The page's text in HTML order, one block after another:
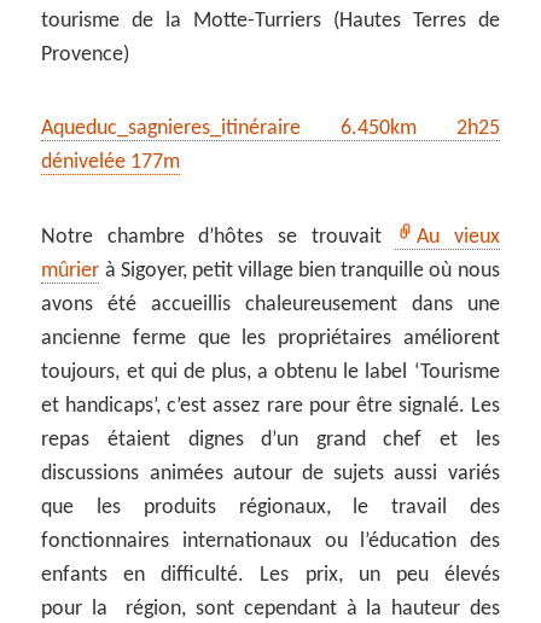
tourisme de la Motte-Turriers (Hautes Terres de
Provence)
Aqueduc_sagnieres_itinéraire 6.450km 2h25
dénivelée 177m
Notre chambre d’hôtes se trouvait
Au vieux
mûrier à Sigoyer, petit village bien tranquille où nous
avons été accueillis chaleureusement dans une
ancienne ferme que les propriétaires améliorent
toujours, et qui de plus, a obtenu le label ‘Tourisme
et handicaps’, c’est assez rare pour être signalé. Les
repas étaient dignes d’un grand chef et les
discussions animées autour de sujets aussi variés
que les produits régionaux, le travail des
fonctionnaires internationaux ou l’éducation des
enfants en difficulté. Les prix, un peu élevés
pour la région, sont cependant à la hauteur des